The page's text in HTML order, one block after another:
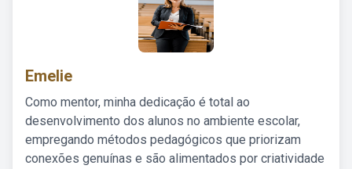
Emelie
Como mentor, minha dedicação é total ao
desenvolvimento dos alunos no ambiente escolar,
empregando métodos pedagógicos que priorizam
conexões genuínas e são alimentados por criatividade